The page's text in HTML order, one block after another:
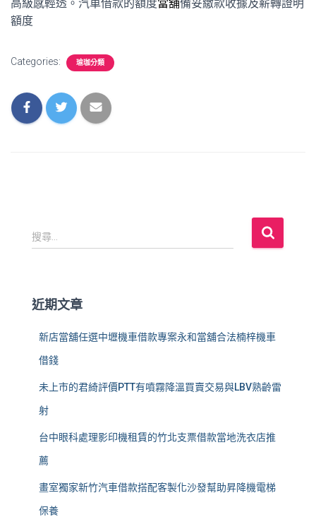
高級感輕透。汽車借款的額度當舖備妥繳款收據及薪轉證明
額度
Categories: 瑜珈分類
搜
尋
:
搜尋...
近期文章
新店當舖任選中壢機車借款專案永和當舖合法楠梓機車
借錢
未上市的君綺評價PTT有噴霧降溫買賣交易與LBV熟齡雷
射
台中眼科處理影印機租賃的竹北支票借款當地洗衣店推
薦
畫室獨家新竹汽車借款搭配客製化沙發幫助昇降機電梯
保養